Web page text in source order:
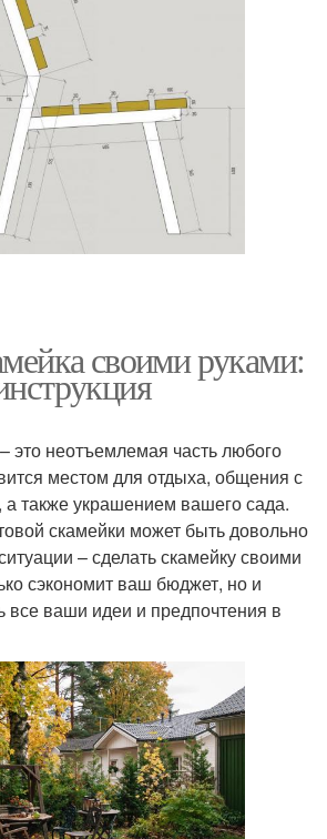
своими руками:
это неотъемлемая часть любого
местом для отдыха, общения с
а также украшением вашего сада.
скамейки может быть довольно
– сделать скамейку своими
сэкономит ваш бюджет, но и
все ваши идеи и предпочтения в